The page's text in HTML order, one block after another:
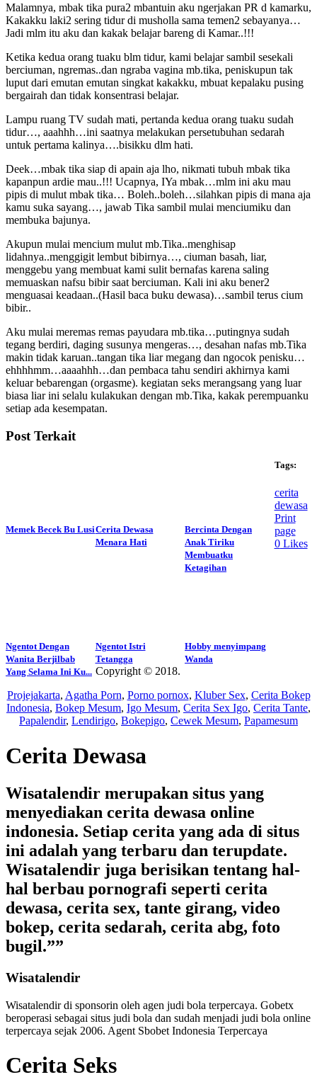
Malamnya, mbak tika pura2 mbantuin aku ngerjakan PR d kamarku,
Kakakku laki2 sering tidur di musholla sama temen2 sebayanya…
Jadi mlm itu aku dan kakak belajar bareng di Kamar..!!!
Ketika kedua orang tuaku blm tidur, kami belajar sambil sesekali
berciuman, ngremas..dan ngraba vagina mb.tika, peniskupun tak
luput dari emutan emutan singkat kakakku, mbuat kepalaku pusing
bergairah dan tidak konsentrasi belajar.
Lampu ruang TV sudah mati, pertanda kedua orang tuaku sudah
tidur…, aaahhh…ini saatnya melakukan persetubuhan sedarah
untuk pertama kalinya….bisikku dlm hati.
Deek…mbak tika siap di apain aja lho, nikmati tubuh mbak tika
kapanpun ardie mau..!!! Ucapnya, IYa mbak…mlm ini aku mau
pipis di mulut mbak tika… Boleh..boleh…silahkan pipis di mana aja
kamu suka sayang…, jawab Tika sambil mulai menciumiku dan
membuka bajunya.
Akupun mulai mencium mulut mb.Tika..menghisap
lidahnya..menggigit lembut bibirnya…, ciuman basah, liar,
menggebu yang membuat kami sulit bernafas karena saling
memuaskan nafsu bibir saat berciuman. Kali ini aku bener2
menguasai keadaan..(Hasil baca buku dewasa)…sambil terus cium
bibir..
Aku mulai meremas remas payudara mb.tika…putingnya sudah
tegang berdiri, daging susunya mengeras…, desahan nafas mb.Tika
makin tidak karuan..tangan tika liar megang dan ngocok penisku…
ehhhhmm…aaaahhh…dan pembaca tahu sendiri akhirnya kami
keluar bebarengan (orgasme). kegiatan seks merangsang yang luar
biasa liar ini selalu kulakukan dengan mb.Tika, kakak perempuanku
setiap ada kesempatan.
Post Terkait
Memek Becek Bu LusiCerita Dewasa
Menara Hati
Bercinta Dengan
Anak Tiriku
Membuatku
Ketagihan
Ngentot Dengan
Wanita Berjilbab
Yang Selama Ini Ku...
Ngentot Istri
Tetangga
Hobby menyimpang
Wanda
Tags:
cerita
dewasa
Print
page
0Likes
Copyright © 2018.
Projejakarta, Agatha Porn, Porno pornox, Kluber Sex, Cerita Bokep
Indonesia, Bokep Mesum, Igo Mesum, Cerita Sex Igo, Cerita Tante,
Papalendir, Lendirigo, Bokepigo, Cewek Mesum, Papamesum
Cerita Dewasa
Wisatalendir merupakan situs yang
menyediakan cerita dewasa online
indonesia. Setiap cerita yang ada di situs
ini adalah yang terbaru dan terupdate.
Wisatalendir juga berisikan tentang hal-
hal berbau pornografi seperti cerita
dewasa, cerita sex, tante girang, video
bokep, cerita sedarah, cerita abg, foto
bugil.””
Wisatalendir
Wisatalendir di sponsorin oleh agen judi bola terpercaya. Gobetx
beroperasi sebagai situs judi bola dan sudah menjadi judi bola online
terpercaya sejak 2006. Agent Sbobet Indonesia Terpercaya
Cerita Seks